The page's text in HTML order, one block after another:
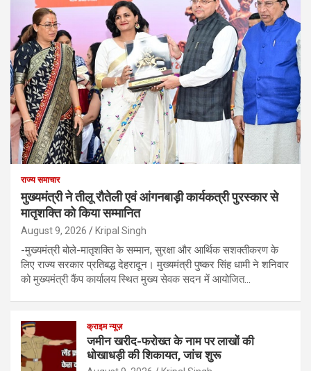
राज्य समाचार
मुख्यमंत्री ने तीलू रौतेली एवं आंगनबाड़ी कार्यकत्री पुरस्कार से
मातृशक्ति को किया सम्मानित
August 9, 2026 Kripal Singh
-मुख्यमंत्री बोले-मातृशक्ति के सम्मान, सुरक्षा और आर्थिक सशक्तीकरण के
लिए राज्य सरकार प्रतिबद्ध देहरादून। मुख्यमंत्री पुष्कर सिंह धामी ने शनिवार
को मुख्यमंत्री कैंप कार्यालय स्थित मुख्य सेवक सदन में आयोजित…
क्राइम न्यूज़
जमीन खरीद-फरोख्त के नाम पर लाखों की
धोखाधड़ी की शिकायत, जांच शुरू